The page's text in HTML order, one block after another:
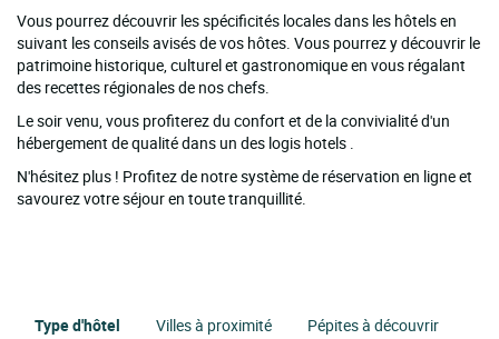
Vous pourrez découvrir les spécificités locales dans les hôtels en
suivant les conseils avisés de vos hôtes. Vous pourrez y découvrir le
patrimoine historique, culturel et gastronomique en vous régalant
des recettes régionales de nos chefs.
Le soir venu, vous profiterez du confort et de la convivialité d'un
hébergement de qualité dans un des logis hotels .
N'hésitez plus ! Profitez de notre système de réservation en ligne et
savourez votre séjour en toute tranquillité.
Type d'hôtel Villes à proximité Pépites à découvrir